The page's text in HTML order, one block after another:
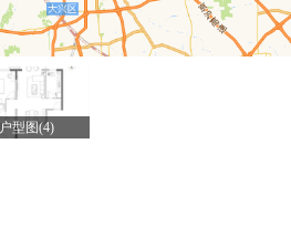
户型图(4)